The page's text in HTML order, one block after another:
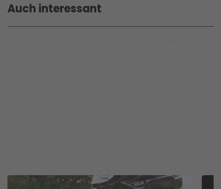
Auch interessant